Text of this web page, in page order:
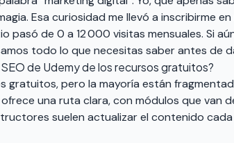
Esa curiosidad me llevó a inscribirme
pasó de 0 a 12 000 visitas mensuales. Si
todo lo que necesitas saber antes de
de Udemy de los recursos gratuitos?
gratuitos, pero la mayoría están
una ruta clara, con módulos que van
suelen actualizar el contenido